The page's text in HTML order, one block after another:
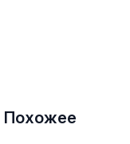
Похожее